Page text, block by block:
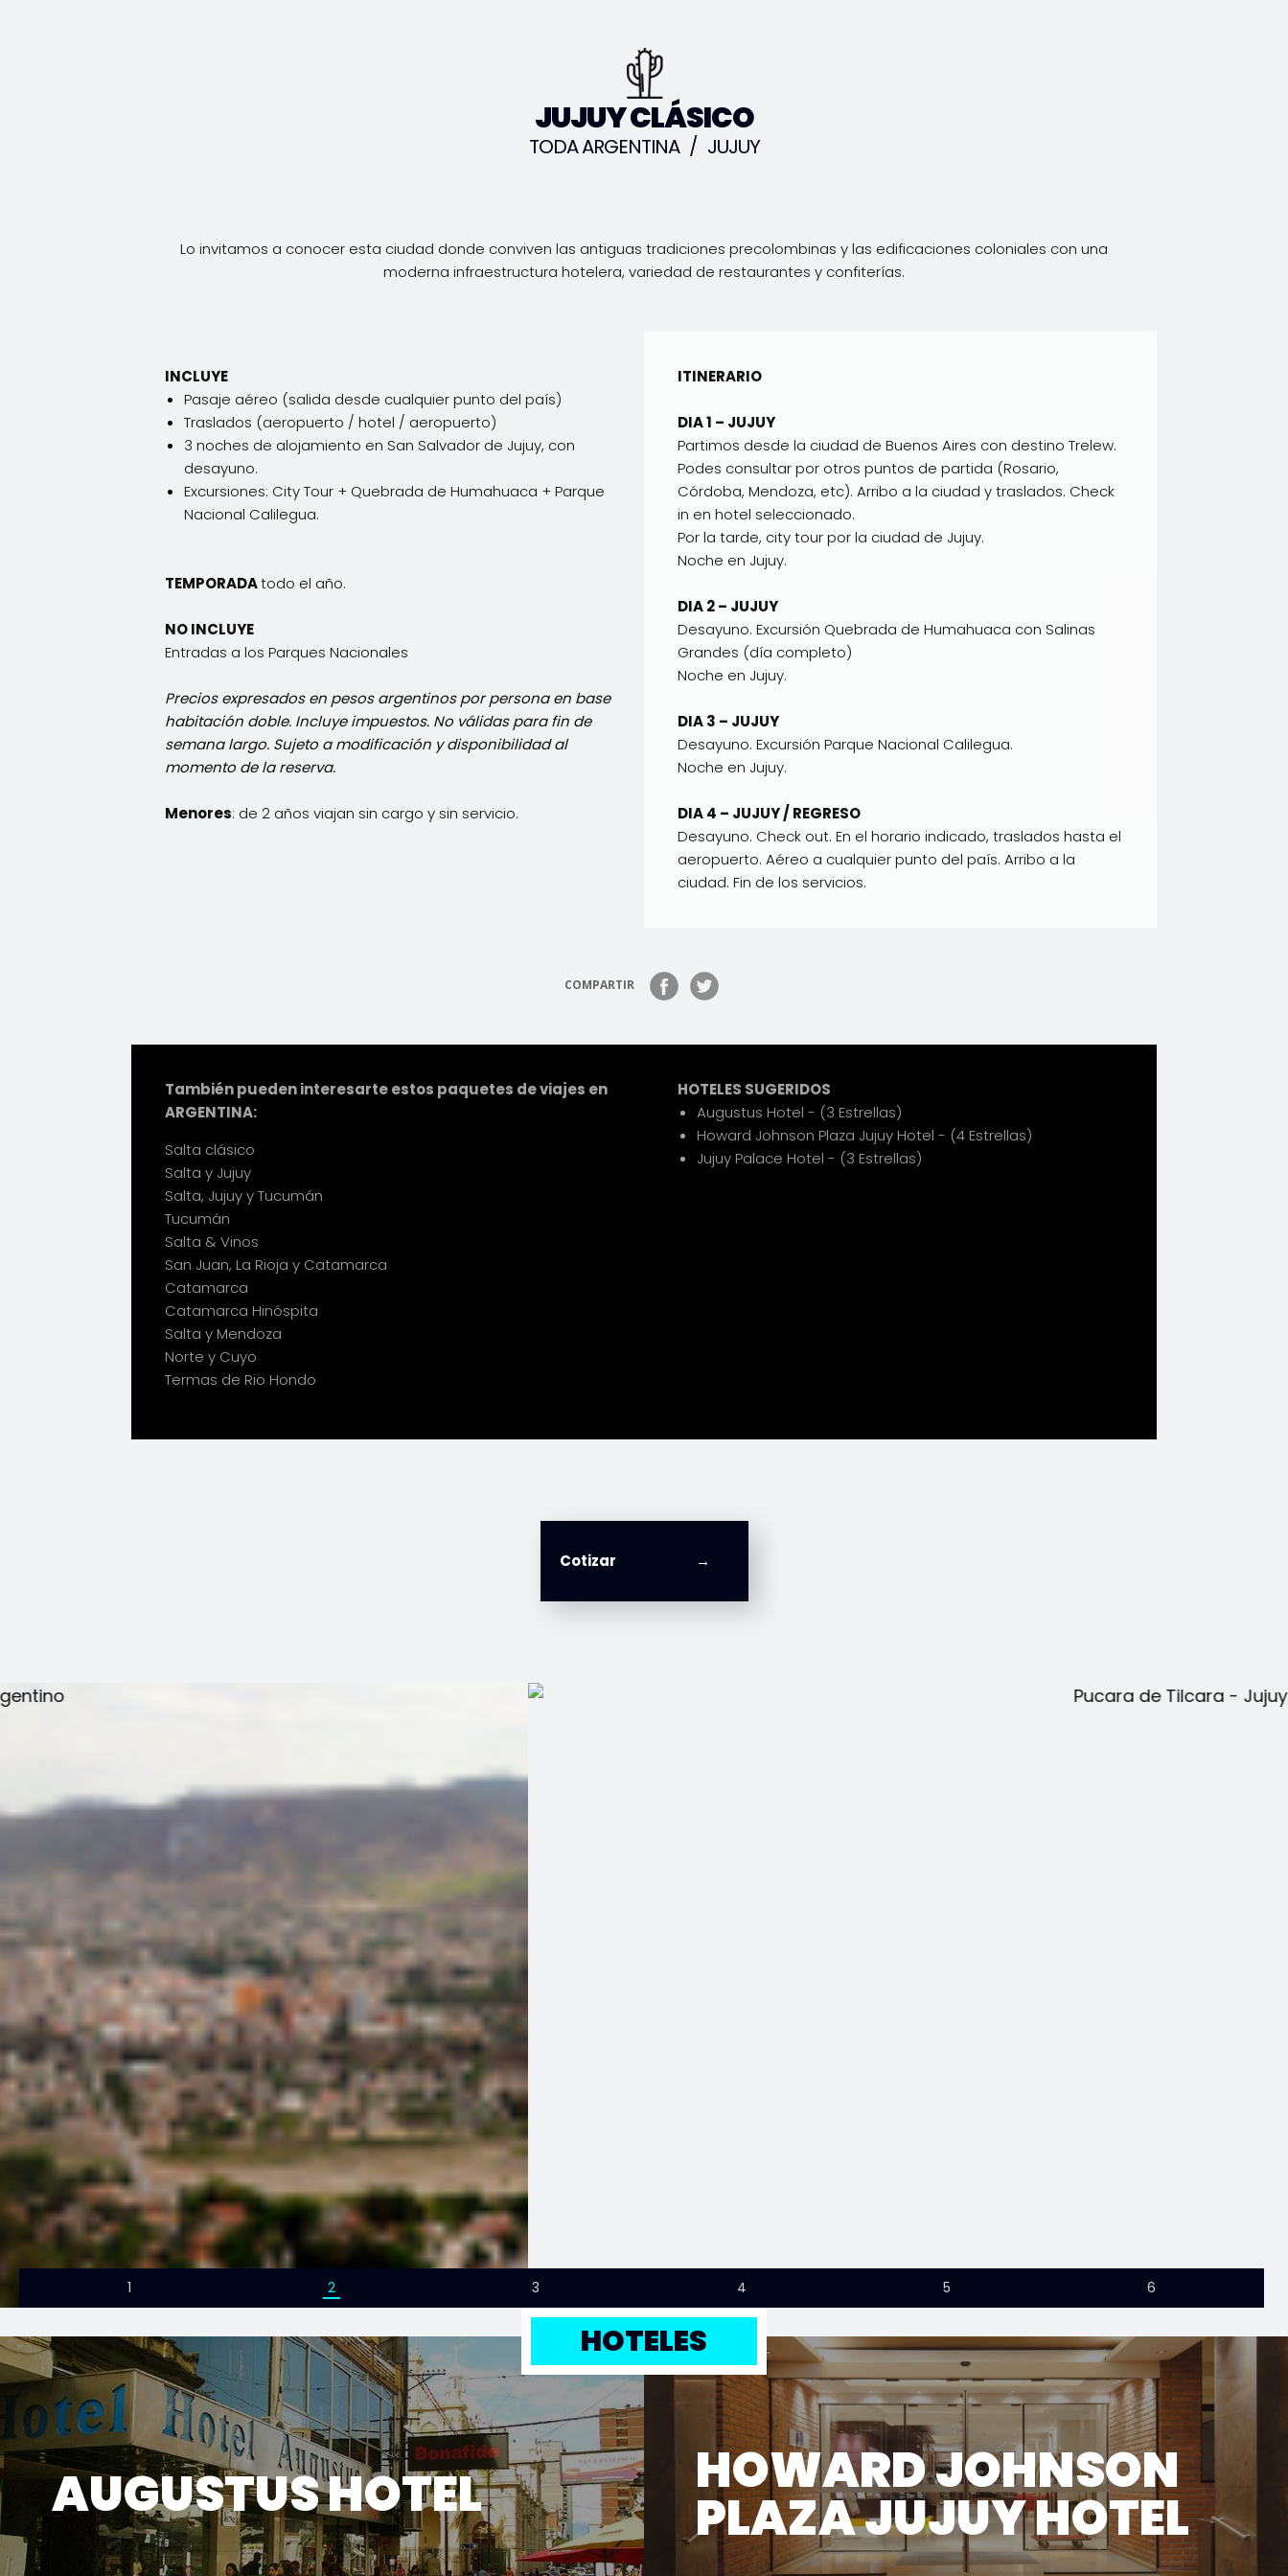
JUJUY CLÁSICO
TODA ARGENTINA / JUJUY
Lo invitamos a conocer esta ciudad donde conviven las antiguas tradiciones precolombinas y las edificaciones coloniales con una
moderna infraestructura hotelera, variedad de restaurantes y confiterías.
INCLUYE
Pasaje aéreo (salida desde cualquier punto del país)
Traslados (aeropuerto / hotel / aeropuerto)
3 noches de alojamiento en San Salvador de Jujuy, con
desayuno.
Excursiones: City Tour + Quebrada de Humahuaca + Parque
Nacional Calilegua.
TEMPORADAtodo el año.
NO INCLUYE
Entradas a los Parques Nacionales
Precios expresados en pesos argentinos por persona en base
habitación doble. Incluye impuestos. No válidas para fin de
semana largo. Sujeto a modificación y disponibilidad al
momento de la reserva.
Menores: de 2 años viajan sin cargo y sin servicio.
ITINERARIO
DIA 1 – JUJUY
Partimos desde la ciudad de Buenos Aires con destino Trelew.
Podes consultar por otros puntos de partida (Rosario,
Córdoba, Mendoza, etc). Arribo a la ciudad y traslados. Check
in en hotel seleccionado.
Por la tarde, city tour por la ciudad de Jujuy.
Noche en Jujuy.
DIA 2 – JUJUY
Desayuno. Excursión Quebrada de Humahuaca con Salinas
Grandes (día completo)
Noche en Jujuy.
DIA 3 – JUJUY
Desayuno. Excursión Parque Nacional Calilegua.
Noche en Jujuy.
DIA 4 – JUJUY / REGRESO
Desayuno. Check out. En el horario indicado, traslados hasta el
aeropuerto. Aéreo a cualquier punto del país. Arribo a la
ciudad. Fin de los servicios.
COMPARTIR
También pueden interesarte estos paquetes de viajes en
ARGENTINA:
Salta clásico
Salta y Jujuy
Salta, Jujuy y Tucumán
Tucumán
Salta & Vinos
San Juan, La Rioja y Catamarca
Catamarca
Catamarca Hinóspita
Salta y Mendoza
Norte y Cuyo
Termas de Rio Hondo
HOTELES SUGERIDOS
Augustus Hotel - (3 Estrellas)
Howard Johnson Plaza Jujuy Hotel - (4 Estrellas)
Jujuy Palace Hotel - (3 Estrellas)
Cotizar
1 2 3 4 5 6
HOTELES
AUGUSTUS HOTEL HOWARD JOHNSON
PLAZA JUJUY HOTEL